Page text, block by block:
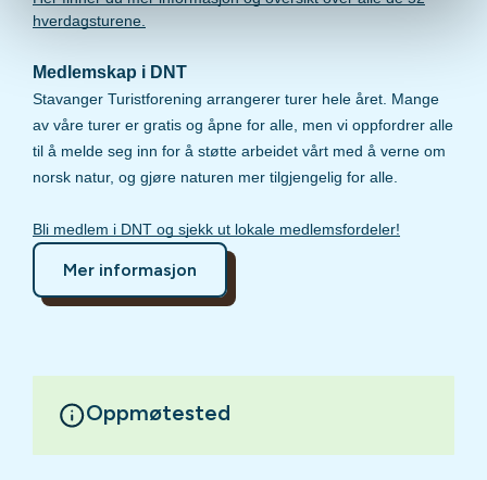
hverdagsturene.
Medlemskap i DNT
Stavanger Turistforening arrangerer turer hele året. Mange
av våre turer er gratis og åpne for alle, men vi oppfordrer alle
til å melde seg inn for å støtte arbeidet vårt med å verne om
norsk natur, og gjøre naturen mer tilgjengelig for alle.
Bli medlem i DNT og sjekk ut lokale medlemsfordeler!
Mer informasjon
Oppmøtested